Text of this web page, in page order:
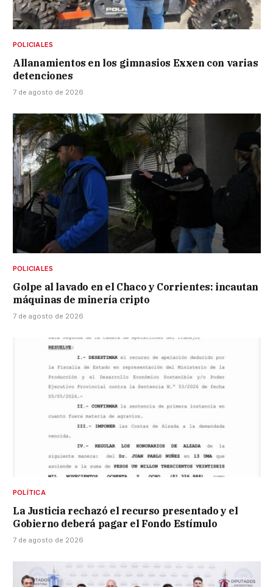
POLICIALES
Allanamientos en los gimnasios Exxen con varias
detenciones
7 de agosto de 2026
POLICIALES
Golpe al lavado en el Chaco y Corrientes: incautan
máquinas de minería cripto
7 de agosto de 2026
POLÍTICA
La Justicia rechazó el recurso presentado y el
Gobierno deberá pagar el Fondo Estímulo
7 de agosto de 2026